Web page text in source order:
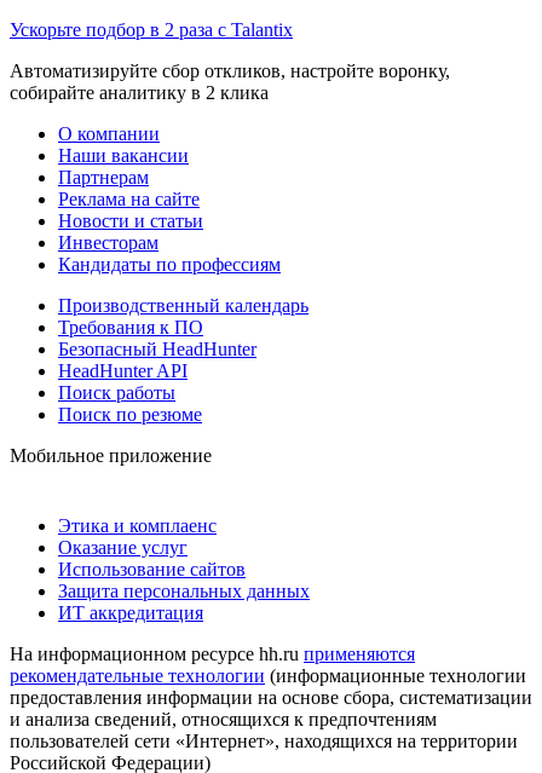
Ускорьте подбор в 2 раза с Talantix
Автоматизируйте сбор откликов, настройте воронку,
собирайте аналитику в 2 клика
О компании
Наши вакансии
Партнерам
Реклама на сайте
Новости и статьи
Инвесторам
Кандидаты по профессиям
Производственный календарь
Требования к ПО
Безопасный HeadHunter
HeadHunter API
Поиск работы
Поиск по резюме
Мобильное приложение
Этика и комплаенс
Оказание услуг
Использование сайтов
Защита персональных данных
ИТ аккредитация
На информационном ресурсе hh.ru применяются
рекомендательные технологии (информационные технологии
предоставления информации на основе сбора, систематизации
и анализа сведений, относящихся к предпочтениям
пользователей сети «Интернет», находящихся на территории
Российской Федерации)